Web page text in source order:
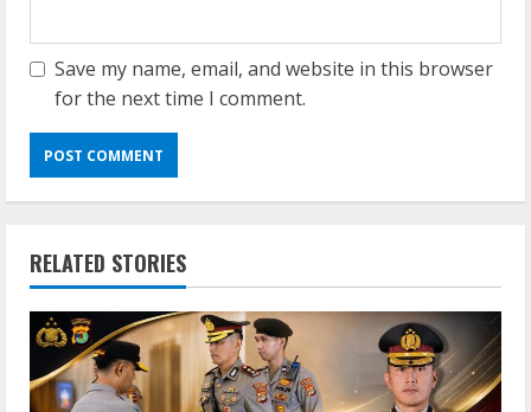
Save my name, email, and website in this browser
for the next time I comment.
RELATED STORIES